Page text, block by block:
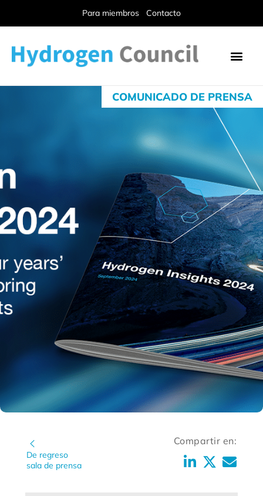
Para miembros Contacto
COMUNICADO DE PRENSA
De regreso
sala de prensa
Compartir en: